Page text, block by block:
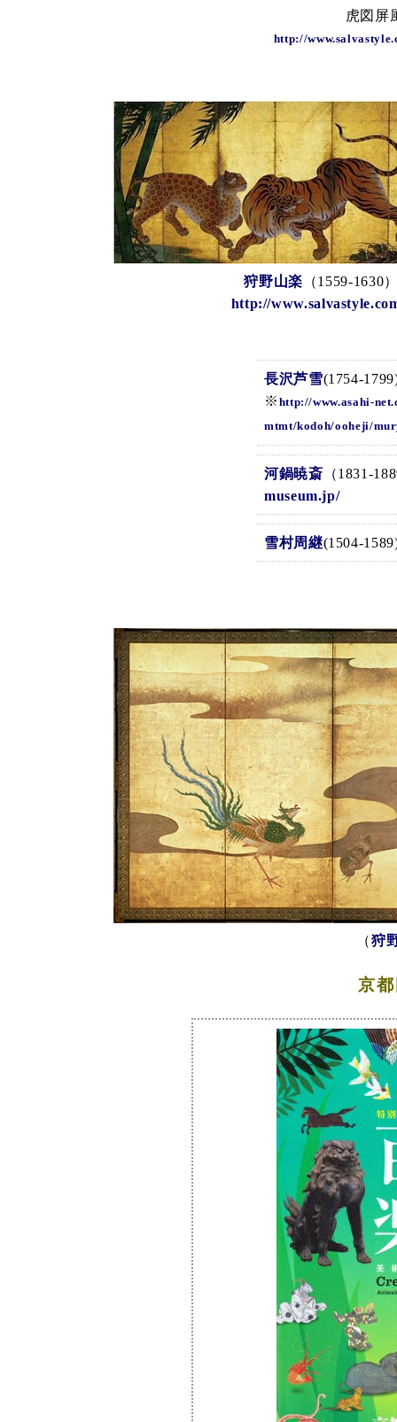
虎図屏
http://
狩野山楽 （1559-1630
http://
長沢芦雪(1754-
※ http://www.asahi-
mtmt/kodoh/ooheji/
河鍋暁斎 （1831-
museum.jp/
雪村周継(1504-
（狩
京